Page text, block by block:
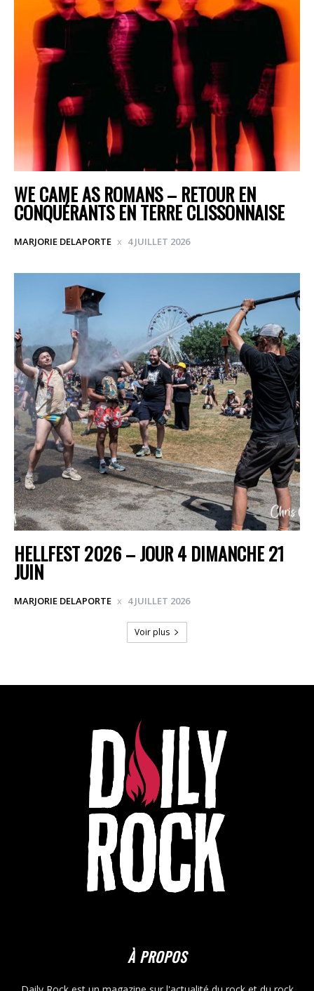
WE CAME AS ROMANS – RETOUR EN
CONQUÉRANTS EN TERRE CLISSONNAISE
MARJORIE DELAPORTE 4 JUILLET 2026
HELLFEST 2026 – JOUR 4 DIMANCHE 21
JUIN
MARJORIE DELAPORTE 4 JUILLET 2026
Voir plus
À PROPOS